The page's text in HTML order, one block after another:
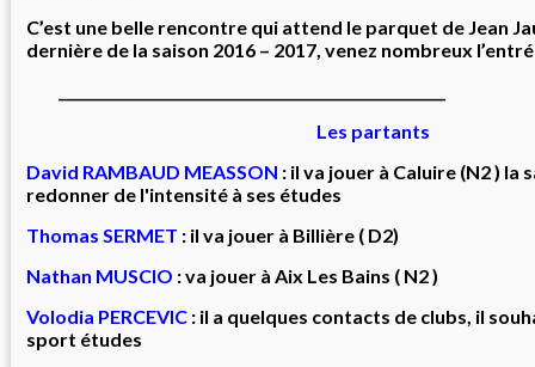
C’est une belle rencontre qui attend le parquet de Jean
dernière de la saison 2016 – 2017, venez nombreux
Les partants
David RAMBAUD MEASSON : il va jouer à Caluire (N2 ) la
redonner de l'intensité à ses études
Thomas SERMET : il va jouer à Billière ( D2)
Nathan MUSCIO : va jouer à Aix Les Bains ( N2 )
Volodia PERCEVIC : il a quelques contacts de clubs, il
sport études